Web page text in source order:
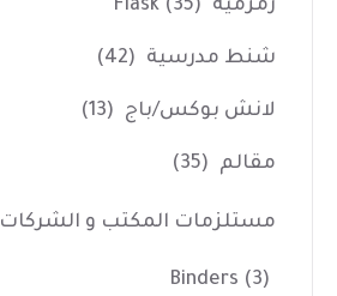
زمزمية Flask (35)
شنط مدرسية (42)
لانش بوكس/باج (13)
مقالم (35)
مستلزمات المكتب و الشركات
Binders (3)